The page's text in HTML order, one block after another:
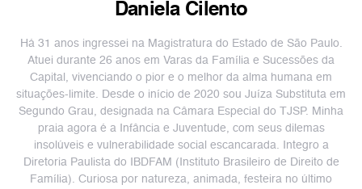
Daniela Cilento
Há 31 anos ingressei na Magistratura do Estado de São Paulo.
Atuei durante 26 anos em Varas da Família e Sucessões da
Capital, vivenciando o pior e o melhor da alma humana em
situações-limite. Desde o início de 2020 sou Juíza Substituta em
Segundo Grau, designada na Câmara Especial do TJSP. Minha
praia agora é a Infância e Juventude, com seus dilemas
insolúveis e vulnerabilidade social escancarada. Integro a
Diretoria Paulista do IBDFAM (Instituto Brasileiro de Direito de
Família). Curiosa por natureza, animada, festeira no último